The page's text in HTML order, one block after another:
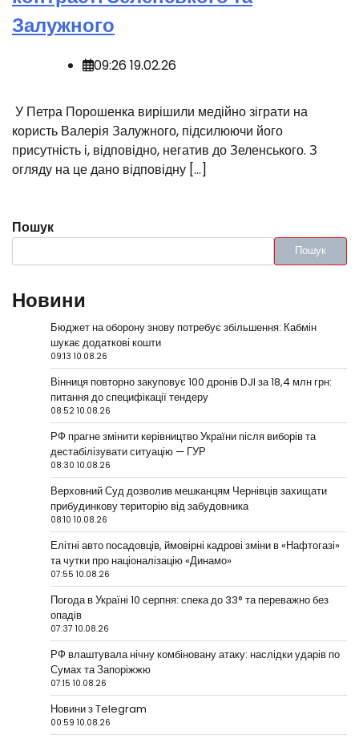
Залужного
09:26 19.02.26
️ У Петра Порошенка вирішили медійно зіграти на
користь Валерія Залужного, підсилюючи його
присутність і, відповідно, негатив до Зеленського. З
огляду на це дано відповідну […]
Пошук
Пошук
Новини
Бюджет на оборону знову потребує збільшення: Кабмін
шукає додаткові кошти
09:13 10.08.26
Вінниця повторно закуповує 100 дронів DJI за 18,4 млн грн:
питання до специфікації тендеру
08:52 10.08.26
РФ прагне змінити керівництво України після виборів та
дестабілізувати ситуацію — ГУР
08:30 10.08.26
Верховний Суд дозволив мешканцям Чернівців захищати
прибудинкову територію від забудовника
08:10 10.08.26
Елітні авто посадовців, ймовірні кадрові зміни в «Нафтогазі»
та чутки про націоналізацію «Динамо»
07:55 10.08.26
Погода в Україні 10 серпня: спека до 33° та переважно без
опадів
07:37 10.08.26
РФ влаштувала нічну комбіновану атаку: наслідки ударів по
Сумах та Запоріжжю
07:15 10.08.26
Новини з Telegram
00:59 10.08.26